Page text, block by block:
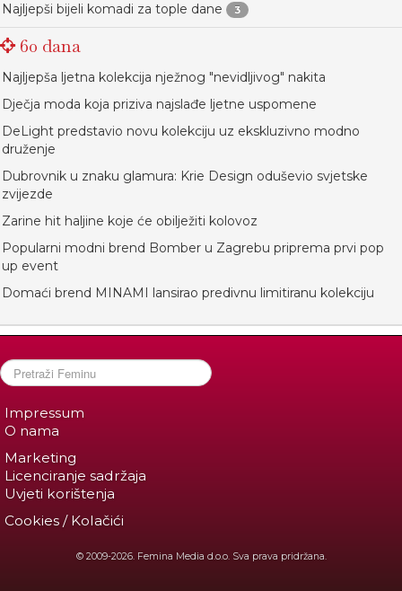
Najljepši bijeli komadi za tople dane 3
60 dana
Najljepša ljetna kolekcija nježnog "nevidljivog" nakita
Dječja moda koja priziva najslađe ljetne uspomene
DeLight predstavio novu kolekciju uz ekskluzivno modno
druženje
Dubrovnik u znaku glamura: Krie Design oduševio svjetske
zvijezde
Zarine hit haljine koje će obilježiti kolovoz
Popularni modni brend Bomber u Zagrebu priprema prvi pop
up event
Domaći brend MINAMI lansirao predivnu limitiranu kolekciju
Impressum
O nama
Marketing
Licenciranje sadržaja
Uvjeti korištenja
Cookies / Kolačići
© 2009-2026. Femina Media d.o.o. Sva prava pridržana.